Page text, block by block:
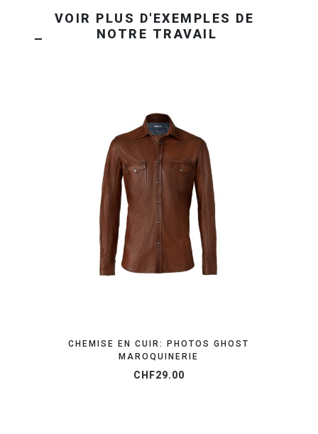
OBTENEZ VOTRE DEVIS EN 24H
CHEMISE EN CUIR: PHOTOS GHOST
MAROQUINERIE
CHF29.00